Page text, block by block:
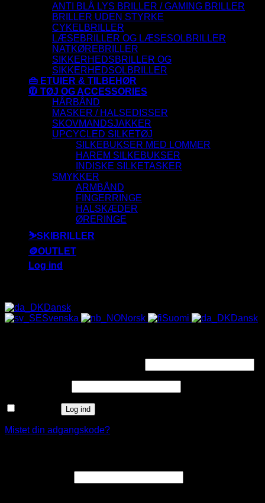
ANTI BLÅ LYS BRILLER / GAMING BRILLER
BRILLER UDEN STYRKE
CYKELBRILLER
LÆSEBRILLER OG LÆSESOLBRILLER
NATKØREBRILLER
SIKKERHEDSBRILLER OG
SIKKERHEDSOLBRILLER
👜 ETUIER & TILBEHØR
🧥 TØJ OG ACCESSORIES
HÅRBÅND
MASKER / HALSEDISSER
SKOVMANDSJAKKER
UPCYCLED SILKETØJ
SILKEBUKSER MED LOMMER
HAREM SILKEBUKSER
INDISKE SILKETASKER
SMYKKER
ARMBÅND
FINGERRINGE
HALSKÆDER
ØRERINGE
⛷️SKIBRILLER
🪙OUTLET
Log ind
Dansk
Svenska
Norsk Suomi Dansk
Log ind
Mistet din adgangskode?